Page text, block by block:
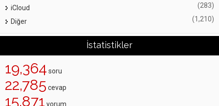
iCloud (283)
Diğer (1,210)
İstatistikler
19,364 soru
22,785 cevap
15,871 yorum